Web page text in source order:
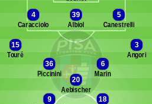
Banc des remplaçants
Lorran
Bonfanti
4
Caracciolo
39
Albiol
5
Canestrelli
15
Touré
3
Angori
36
Piccinini
6
Marin
20
Aebischer
9
18